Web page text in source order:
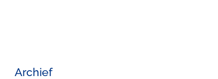
Archief